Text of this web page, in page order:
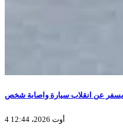
عن انقلاب سيارة واصابة شخص
4 أوت 2026، 12:44